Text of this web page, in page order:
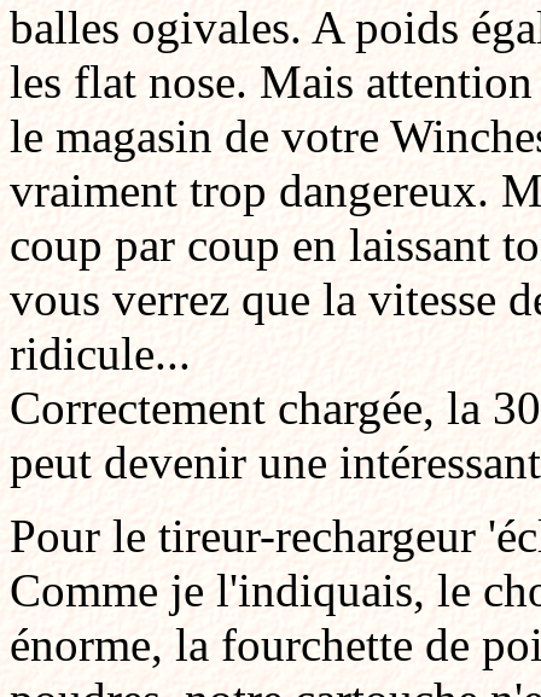
balles ogivales. A poids
les flat nose. Mais
le magasin de votre
vraiment trop dangereux.
coup par coup en laissant
vous verrez que la vitesse
ridicule...
Correctement chargée, la
peut devenir une
Pour le tireur-rechargeur
Comme je l'indiquais, le
énorme, la fourchette de